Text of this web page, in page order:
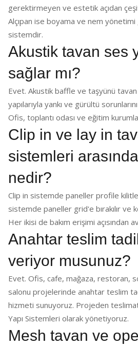
gerektirmeyen ve estetik açıdan
Alçıpan ise boyama ve nem
sistemdir.
Akustik tavan ses
sağlar mı?
Evet. Akustik baffle ve taşyünü
yapılarıyla yankı ve gürültü
Ofis, toplantı odası ve eğitim
Clip in ve lay in
sistemleri
nedir?
Clip in sistemde paneller profile
sistemde paneller grid'e bırakılır ve
Her ikisi de bakım erişimi açısından
Anahtar teslim
veriyor musunuz?
Evet. Ofis, cafe, mağaza, restoran,
salonu projelerinde anahtar teslim
hizmeti sunuyoruz. Projeden
Yapı Sistemleri olarak yönetiyoruz.
Mesh tavan ve